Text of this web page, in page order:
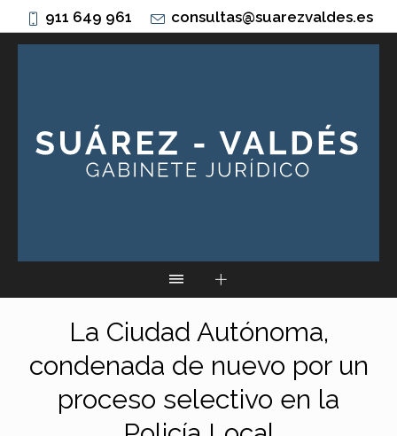
911 649 961 consultas@suarezvaldes.es
La Ciudad Autónoma,
condenada de nuevo por un
proceso selectivo en la